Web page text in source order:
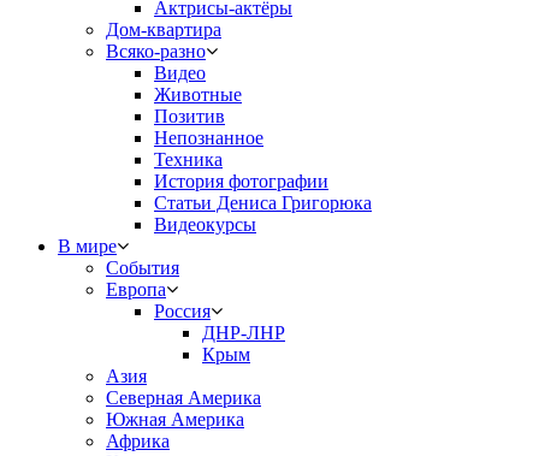
Актрисы-актёры
Дом-квартира
Всяко-разно
Видео
Животные
Позитив
Непознанное
Техника
История фотографии
Статьи Дениса Григорюка
Видеокурсы
В мире
События
Европа
Россия
ДНР-ЛНР
Крым
Азия
Северная Америка
Южная Америка
Африка